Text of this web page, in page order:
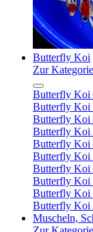
Butterfly Koi
Zur
Butterfly Koi
Butterfly Koi
Butterfly Koi
Butterfly Koi
Butterfly Koi
Butterfly Koi
Butterfly Koi
Butterfly Koi
Butterfly Koi
Butterfly Koi
Muscheln,